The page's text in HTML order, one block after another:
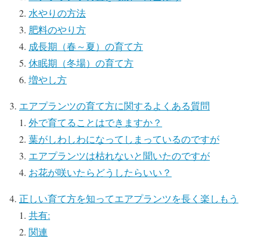
水やりの方法
肥料のやり方
成長期（春～夏）の育て方
休眠期（冬場）の育て方
増やし方
エアプランツの育て方に関するよくある質問
外で育てることはできますか？
葉がしわしわになってしまっているのですが
エアプランツは枯れないと聞いたのですが
お花が咲いたらどうしたらいい？
正しい育て方を知ってエアプランツを長く楽しもう
共有:
関連